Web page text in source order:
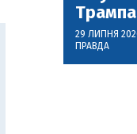
Трампа
29 ЛИПНЯ
ПРАВДА